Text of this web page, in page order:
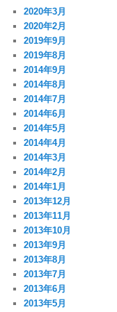
2020年3月
2020年2月
2019年9月
2019年8月
2014年9月
2014年8月
2014年7月
2014年6月
2014年5月
2014年4月
2014年3月
2014年2月
2014年1月
2013年12月
2013年11月
2013年10月
2013年9月
2013年8月
2013年7月
2013年6月
2013年5月